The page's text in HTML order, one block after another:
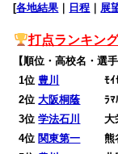
[各地結果 ｜ 日程 ｜ 展
打点ランキン
【順位・高校名・選
01位豊川
ﾓｲｾｴ•ﾌ
02位大阪桐蔭 ﾗﾏﾙ•
03位学法石川
大栄
04位 関東第一 熊谷